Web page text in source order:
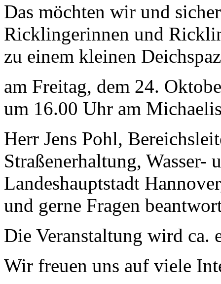
Das möchten wir und
Ricklingerinnen und
zu einem kleinen
am Freitag, dem 24.
um 16.00 Uhr am
Herr Jens Pohl,
Straßenerhaltung, Wasser-
Landeshauptstadt
und gerne Fragen
Die Veranstaltung wird ca.
Wir freuen uns auf viele